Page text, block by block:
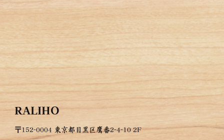
RALIHO
〒152-0004 東京都目黒区鷹番2-4-10 2F